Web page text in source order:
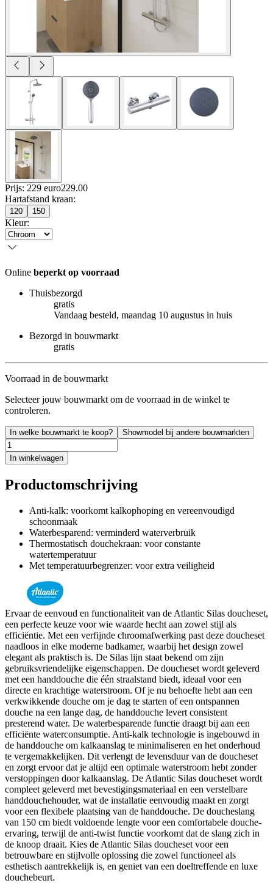
Prijs: 229 euro229.00
Hartafstand kraan:
120 150
Kleur:
Online beperkt op voorraad
Thuisbezorgd
gratis
Vandaag besteld, maandag 10 augustus in huis
Bezorgd in bouwmarkt
gratis
Voorraad in de bouwmarkt
Selecteer jouw bouwmarkt om de voorraad in de winkel te
controleren.
In welke bouwmarkt te koop? Showmodel bij andere bouwmarkten
In winkelwagen
Productomschrijving
Anti-kalk: voorkomt kalkophoping en vereenvoudigd
schoonmaak
Waterbesparend: verminderd waterverbruik
Thermostatisch douchekraan: voor constante
watertemperatuur
Met temperatuurbegrenzer: voor extra veiligheid
Ervaar de eenvoud en functionaliteit van de Atlantic Silas doucheset,
een perfecte keuze voor wie waarde hecht aan zowel stijl als
efficiëntie. Met een verfijnde chroomafwerking past deze doucheset
naadloos in elke moderne badkamer, waarbij het design zowel
elegant als praktisch is. De Silas lijn staat bekend om zijn
gebruiksvriendelijke eigenschappen. De doucheset wordt geleverd
met een handdouche die één straalstand biedt, ideaal voor een
directe en krachtige waterstroom. Of je nu behoefte hebt aan een
verkwikkende douche om je dag te starten of een ontspannen
douche na een lange dag, de handdouche levert consistent
presterend water. De waterbesparende functie draagt bij aan een
efficiënte waterconsumptie. Anti-kalk technologie is ingebouwd in
de handdouche om kalkaanslag te minimaliseren en het onderhoud
te vergemakkelijken. Dit verlengt de levensduur van de doucheset
en zorgt ervoor dat je altijd een optimale waterstroom hebt zonder
verstoppingen door kalkaanslag. De Atlantic Silas doucheset wordt
compleet geleverd met bevestigingsmateriaal en een verstelbare
handdouchehouder, wat de installatie eenvoudig maakt en zorgt
voor een flexibele plaatsing van de handdouche. De doucheslang
van 150 cm biedt voldoende lengte voor een comfortabele douche-
ervaring, terwijl de anti-twist functie voorkomt dat de slang zich in
de knoop draait. Kies de Atlantic Silas doucheset voor een
betrouwbare en stijlvolle oplossing die zowel functioneel als
esthetisch aantrekkelijk is, en geniet van een doeltreffende en luxe
douchebeurt.